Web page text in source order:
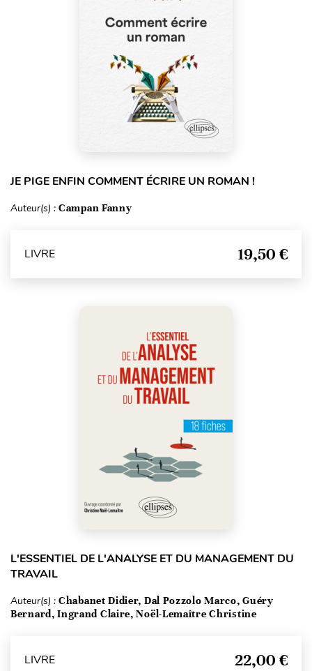
JE PIGE ENFIN COMMENT ÉCRIRE UN ROMAN !
Auteur(s) : Campan Fanny
LIVRE 19,50 €
L'ESSENTIEL DE L'ANALYSE ET DU MANAGEMENT DU
TRAVAIL
Auteur(s) : Chabanet Didier, Dal Pozzolo Marco, Guéry
Bernard, Ingrand Claire, Noël-Lemaître Christine
LIVRE 22,00 €